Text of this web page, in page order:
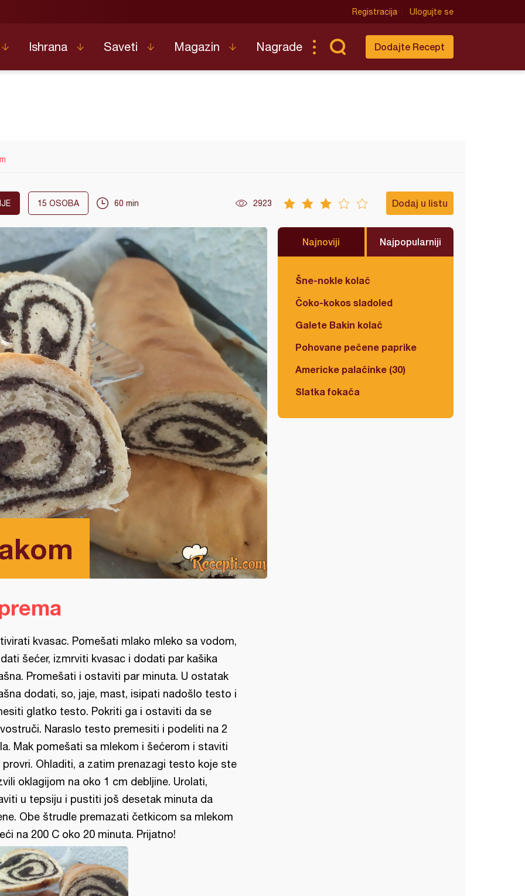
Registracija Ulogujte se
Ishrana Saveti Magazin Nagrade Dodajte Recept
15 OSOBA 60 min 2923 Dodaj u listu
Najnoviji Najpopularniji
Šne-nokle kolač
Čoko-kokos sladoled
Galete Bakin kolač
Pohovane pečene paprike
Americke palačinke (30)
Slatka fokača
kvasac. Pomešati mlako mleko sa vodom,
šećer, izmrviti kvasac i dodati par kašika
Promešati i ostaviti par minuta. U ostatak
dodati, so, jaje, mast, isipati nadošlo testo i
glatko testo. Pokriti ga i ostaviti da se
Naraslo testo premesiti i podeliti na 2
Mak pomešati sa mlekom i šećerom i staviti
provri. Ohladiti, a zatim prenazagi testo koje ste
oklagijom na oko 1 cm debljine. Urolati,
u tepsiju i pustiti još desetak minuta da
Obe štrudle premazati četkicom sa mlekom
na 200 C oko 20 minuta. Prijatno!